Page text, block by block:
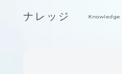
ナレッジ Knowledge